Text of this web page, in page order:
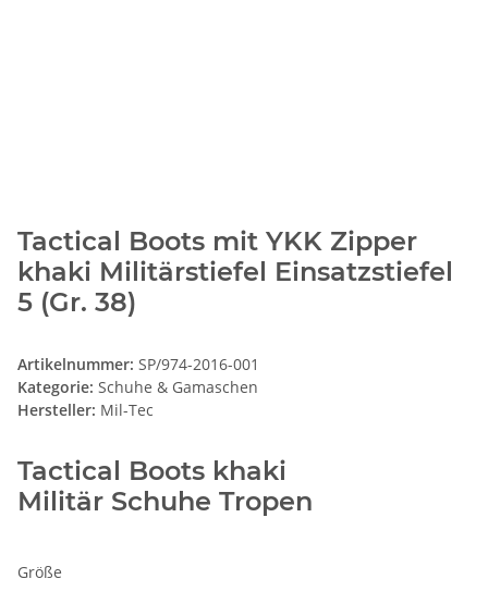
Tactical Boots mit YKK Zipper
khaki Militärstiefel Einsatzstiefel
5 (Gr. 38)
Artikelnummer: SP/974-2016-001
Kategorie: Schuhe & Gamaschen
Hersteller: Mil-Tec
Tactical Boots khaki
Militär Schuhe Tropen
Größe